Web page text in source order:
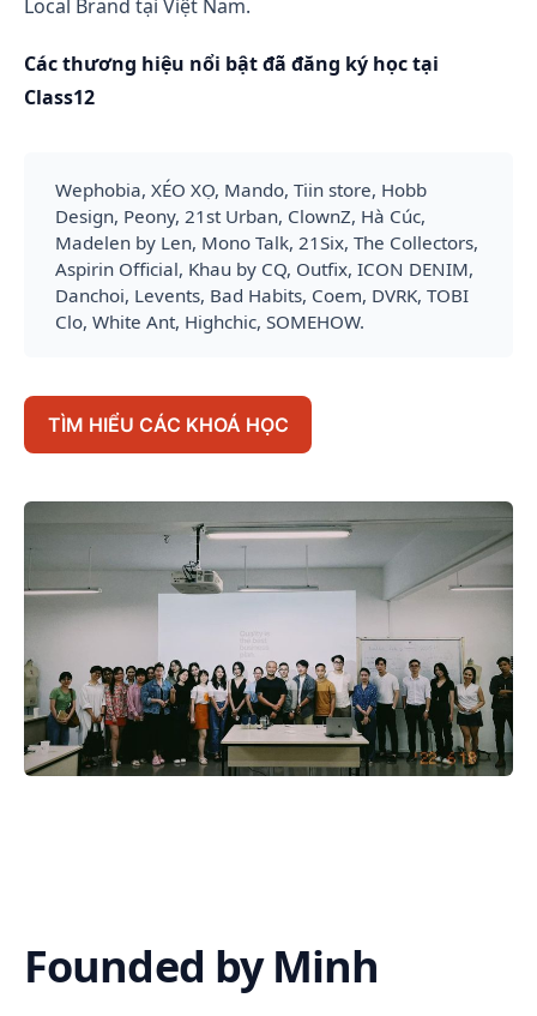
Local Brand tại Việt Nam.
Các thương hiệu nổi bật đã đăng ký học tại
Class12
Wephobia, XÉO XỌ, Mando, Tiin store, Hobb
Design, Peony, 21st Urban, ClownZ, Hà Cúc,
Madelen by Len, Mono Talk, 21Six, The Collectors,
Aspirin Official, Khau by CQ, Outfix, ICON DENIM,
Danchoi, Levents, Bad Habits, Coem, DVRK, TOBI
Clo, White Ant, Highchic, SOMEHOW.
TÌM HIỂU CÁC KHOÁ HỌC
Founded by Minh